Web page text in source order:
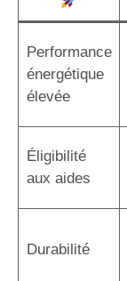
Performance
énergétique
élevée
Éligibilité
aux aides
Durabilité